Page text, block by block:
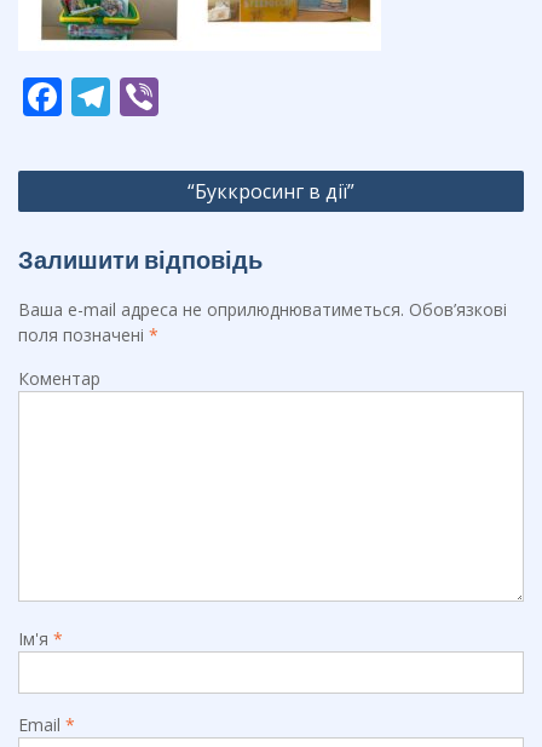
F
e
b
o
k
T
e
gr
a
m
er
Навігація
записів
“Буккросинг в дії”
Залишити відповідь
Ваша e-mail адреса не оприлюднюватиметься. Обов’язкові
поля позначені *
Коментар
Ім'я *
Email *